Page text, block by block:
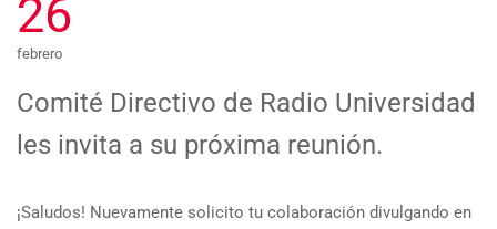
26
febrero
Comité Directivo de Radio Universidad
les invita a su próxima reunión.
¡Saludos! Nuevamente solicito tu colaboración divulgando en